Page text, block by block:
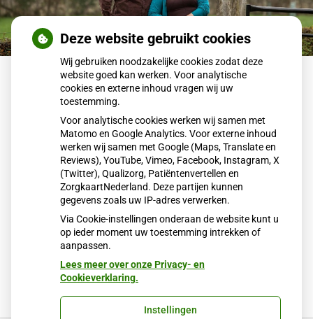
Terug naar overzicht
Vakantie
Van 1 augustus tot en met 28 augustus zijn Martin en
Christine Schut met vakantie. De praktijk is gewoon
Publicatiedatum:19-07-2022
Deze website gebruikt cookies
Wij gebruiken noodzakelijke cookies zodat deze
website goed kan werken. Voor analytische
cookies en externe inhoud vragen wij uw
toestemming.
Voor analytische cookies werken wij samen met
Matomo en Google Analytics. Voor externe inhoud
werken wij samen met Google (Maps, Translate en
Reviews), YouTube, Vimeo, Facebook, Instagram, X
(Twitter), Qualizorg, Patiëntenvertellen en
ZorgkaartNederland. Deze partijen kunnen
gegevens zoals uw IP-adres verwerken.
Via Cookie-instellingen onderaan de website kunt u
op ieder moment uw toestemming intrekken of
aanpassen.
Lees meer over onze Privacy- en
Cookieverklaring.
Instellingen